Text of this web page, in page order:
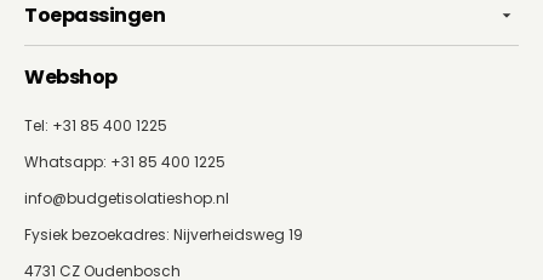
Toepassingen
Webshop
Tel: +31 85 400 1225
Whatsapp: +31 85 400 1225
info@budgetisolatieshop.nl
Fysiek bezoekadres: Nijverheidsweg 19
4731 CZ Oudenbosch